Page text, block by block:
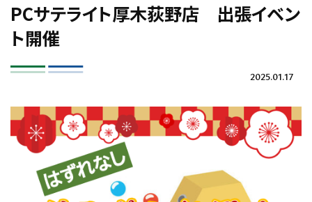
PCサテライト厚木荻野店 出張イベン
ト開催
2025.01.17